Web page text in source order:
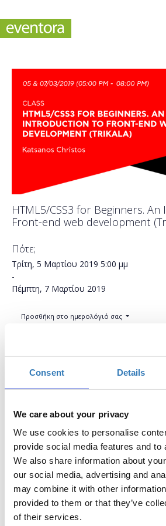
Consent Details
We care about your privacy
We use cookies to personalise
provide social media features and to
We also share information about
our social media, advertising and
may combine it with other
provided to them or that they’ve
of their services.
HTML5/CSS3 for Beginners.
Front-end web development
Πότε;
Τρίτη, 5 Μαρτίου 2019 5:00 μμ
-
Πέμπτη, 7 Μαρτίου 2019
Προσθήκη στο ημερολόγιό σας
Η περίοδος
Το σεμινάριο θα
φάσεις: 5/03 & 7/03, 17:00-20:00.
Ποια είναι τα βασικά στοιχεία